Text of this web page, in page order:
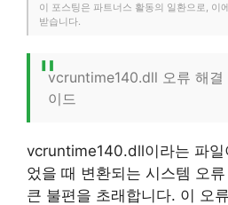
이 포스팅은 파트너스 활동의 일환으로, 이
받습니다.
vcruntime140.dll 오류 해결
이드
vcruntime140.dll이라는 파일
었을 때 변환되는 시스템 오
큰 불편을 초래합니다. 이 오